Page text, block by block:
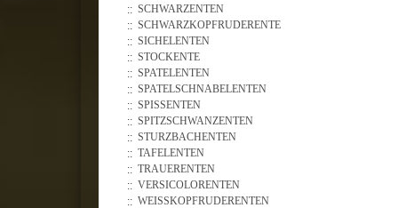
SCHWARZENTEN
SCHWARZKOPFRUDERENTE
SICHELENTEN
STOCKENTE
SPATELENTEN
SPATELSCHNABELENTEN
SPISSENTEN
SPITZSCHWANZENTEN
STURZBACHENTEN
TAFELENTEN
TRAUERENTEN
VERSICOLORENTEN
WEISSKOPFRUDERENTEN